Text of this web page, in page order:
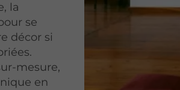
la
se
décor si
mesure,
en